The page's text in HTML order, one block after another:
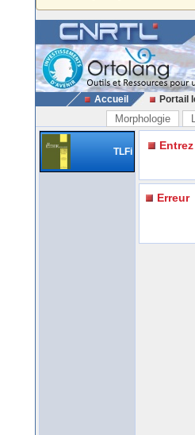
Accueil Portail
Morphologie
TLFi
Erreur